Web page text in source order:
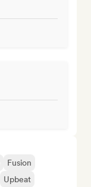
Fusion
Upbeat